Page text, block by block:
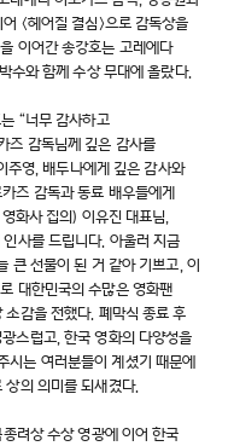
<헤어질 결심>으로 감독상을
이어간 송강호는 고레에다
수와 함께 수상 무대에 올랐다.
“너무 감사하고
즈 감독님께 깊은 감사를
주영, 배두나에게 깊은 감사와
즈 감독과 동료 배우들에게
화사 집의) 이유진 대표님,
사를 드립니다. 아울러 지금
큰 선물이 된 거 같아 기쁘고, 이
대한민국의 수많은 영화팬
감을 전했다. 폐막식 종료 후
스럽고, 한국 영화의 다양성을
시는 여러분들이 계셨기 때문에
상의 의미를 되새겼다.
려상 수상 영광에 이어 한국